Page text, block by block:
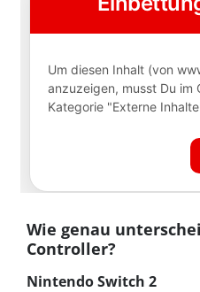
Wie genau
Controller?
Nintendo Switch 2